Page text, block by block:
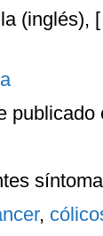
(inglés),
publicado
,